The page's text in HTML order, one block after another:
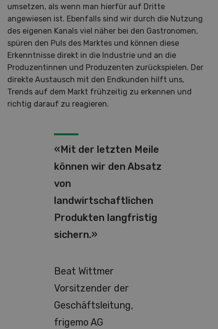
umsetzen, als wenn man hierfür auf Dritte
angewiesen ist. Ebenfalls sind wir durch die Nutzung
des eigenen Kanals viel näher bei den Gastronomen,
spüren den Puls des Marktes und können diese
Erkenntnisse direkt in die Industrie und an die
Produzentinnen und Produzenten zurückspielen. Der
direkte Austausch mit den Endkunden hilft uns,
Trends auf dem Markt frühzeitig zu erkennen und
richtig darauf zu reagieren.
«Mit der letzten Meile
können wir den Absatz
von
landwirtschaftlichen
Produkten langfristig
sichern.»
Beat Wittmer
Vorsitzender der
Geschäftsleitung,
frigemo AG